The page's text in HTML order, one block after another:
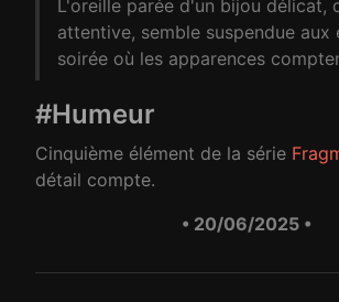
L'oreille parée d'un bijou délicat,
attentive, semble suspendue aux
soirée où les apparences
#Humeur
Cinquième élément de la série
détail compte.
• 20/06/2025 •